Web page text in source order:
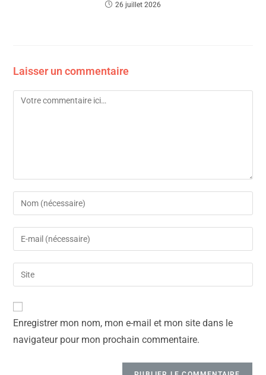
26 juillet 2026
Laisser un commentaire
Enregistrer mon nom, mon e-mail et mon site dans le
navigateur pour mon prochain commentaire.